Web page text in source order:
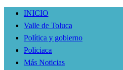
Vector Visual
INICIO
Valle de Toluca
Política y gobierno
Policiaca
Más Noticias